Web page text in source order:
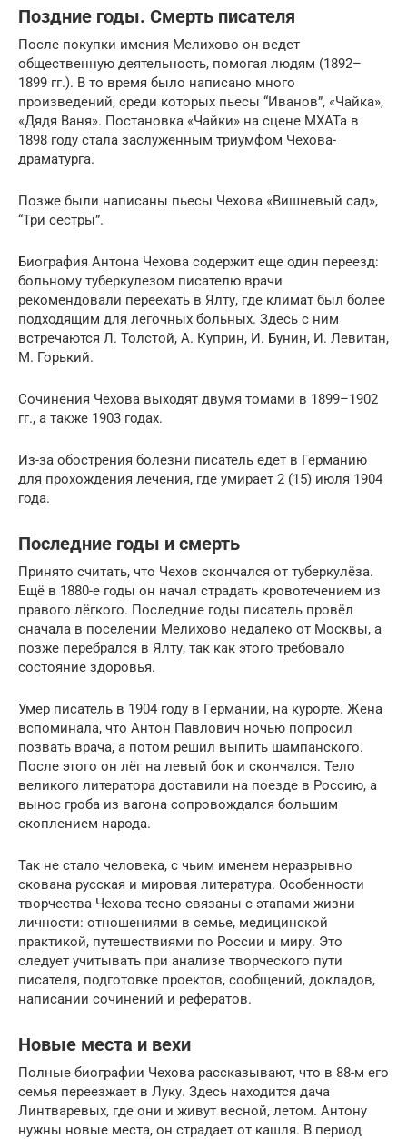
Поздние годы. Смерть писателя
После покупки имения Мелихово он ведет
общественную деятельность, помогая людям (1892–
1899 гг.). В то время было написано много
произведений, среди которых пьесы “Иванов”, «Чайка»,
«Дядя Ваня». Постановка «Чайки» на сцене МХАТа в
1898 году стала заслуженным триумфом Чехова-
драматурга.
Позже были написаны пьесы Чехова «Вишневый сад»,
“Три сестры”.
Биография Антона Чехова содержит еще один переезд:
больному туберкулезом писателю врачи
рекомендовали переехать в Ялту, где климат был более
подходящим для легочных больных. Здесь с ним
встречаются Л. Толстой, А. Куприн, И. Бунин, И. Левитан,
М. Горький.
Сочинения Чехова выходят двумя томами в 1899–1902
гг., а также 1903 годах.
Из-за обострения болезни писатель едет в Германию
для прохождения лечения, где умирает 2 (15) июля 1904
года.
Последние годы и смерть
Принято считать, что Чехов скончался от туберкулёза.
Ещё в 1880-е годы он начал страдать кровотечением из
правого лёгкого. Последние годы писатель провёл
сначала в поселении Мелихово недалеко от Москвы, а
позже перебрался в Ялту, так как этого требовало
состояние здоровья.
Умер писатель в 1904 году в Германии, на курорте. Жена
вспоминала, что Антон Павлович ночью попросил
позвать врача, а потом решил выпить шампанского.
После этого он лёг на левый бок и скончался. Тело
великого литератора доставили на поезде в Россию, а
вынос гроба из вагона сопровождался большим
скоплением народа.
Так не стало человека, с чьим именем неразрывно
скована русская и мировая литература. Особенности
творчества Чехова тесно связаны с этапами жизни
личности: отношениями в семье, медицинской
практикой, путешествиями по России и миру. Это
следует учитывать при анализе творческого пути
писателя, подготовке проектов, сообщений, докладов,
написании сочинений и рефератов.
Новые места и вехи
Полные биографии Чехова рассказывают, что в 88-м его
семья переезжает в Луку. Здесь находится дача
Линтваревых, где они и живут весной, летом. Антону
нужны новые места, он страдает от кашля. В период